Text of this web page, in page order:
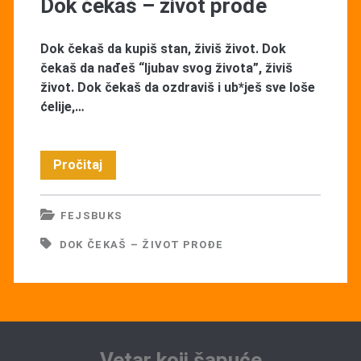
Dok čekaš – život prođe
Dok čekaš da kupiš stan, živiš život. Dok
čekaš da nađeš “ljubav svog života”, živiš
život. Dok čekaš da ozdraviš i ub*ješ sve loše
ćelije,…
PročitajDok
čekaš
–
život
prođe
FEJSBUKS
DOK ČEKAŠ – ŽIVOT PROĐE